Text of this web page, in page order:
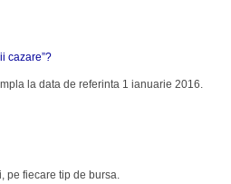
cazare”?
la data de referinta 1 ianuarie 2016.
pe fiecare tip de bursa.